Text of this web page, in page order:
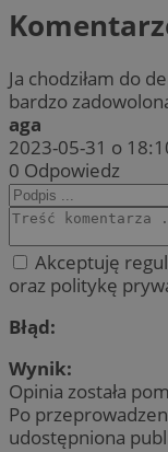
Ja chodziłam do
bardzo
aga
2023-05-31 o
0 Odpowiedz
Akceptuję
oraz politykę
Błąd:
Wynik:
Opinia została
Po
udostępniona